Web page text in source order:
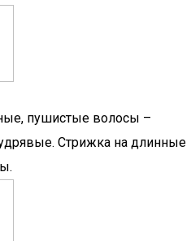
пушистые волосы –
Стрижка на длинные